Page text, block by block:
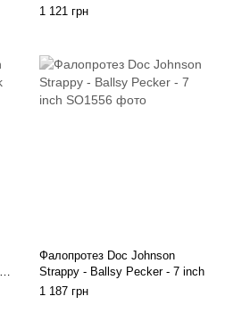
inch, зовн. діам. 4,7 см, внутр.
1 121 грн
Фалопротез Doc Johnson
Strappy - Ballsy Pecker - 7 inch
1 187 грн